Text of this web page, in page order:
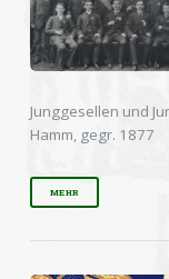
Junggesellen und
Hamm, gegr. 1877
MEHR